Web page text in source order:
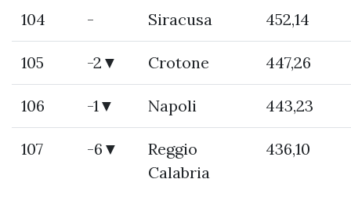
104 - Siracusa 452,14
105 -2▼ Crotone 447,26
106 -1▼ Napoli 443,23
107 -6▼
Reggio
Calabria
436,10